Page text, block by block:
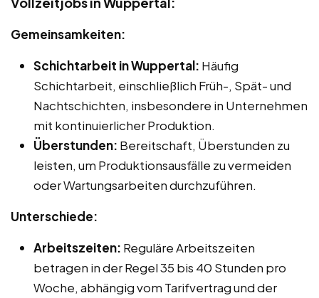
Gemeinsamkeiten:
Schichtarbeit in Wuppertal: Häufig
Schichtarbeit, einschließlich Früh-, Spät- und
Nachtschichten, insbesondere in Unternehmen
mit kontinuierlicher Produktion.
Überstunden: Bereitschaft, Überstunden zu
leisten, um Produktionsausfälle zu vermeiden
oder Wartungsarbeiten durchzuführen.
Unterschiede:
Arbeitszeiten: Reguläre Arbeitszeiten
betragen in der Regel 35 bis 40 Stunden pro
Woche, abhängig vom Tarifvertrag und der